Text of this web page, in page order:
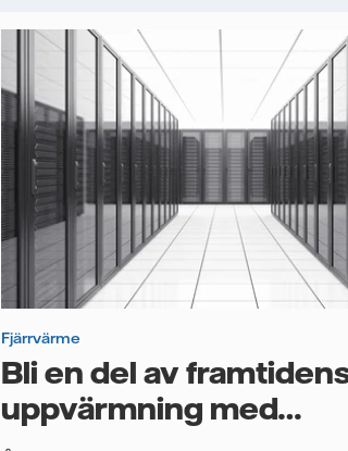
Fjärrvärme
Bli en del av
uppvärmning med
SamEnergi